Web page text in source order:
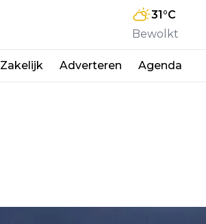
31°C
Bewolkt
Zakelijk Adverteren Agenda